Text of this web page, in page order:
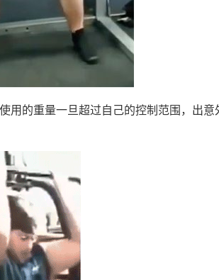
用的重量一旦超过自己的控制范围，出意